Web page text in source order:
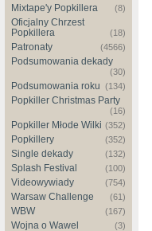
Mixtape'y Popkillera (8)
Oficjalny Chrzest
Popkillera
(18)
Patronaty (4566)
Podsumowania dekady
(30)
Podsumowania roku (134)
Popkiller Christmas Party
(16)
Popkiller Młode Wilki (352)
Popkillery (352)
Single dekady (132)
Splash Festival (100)
Videowywiady (754)
Warsaw Challenge (61)
WBW (167)
Wojna o Wawel (3)